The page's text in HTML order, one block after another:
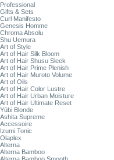
Professional
Gifts & Sets
Curl Manifesto
Genesis Homme
Chroma Absolu
Shu Uemura
Art of Style
Art of Hair Silk Bloom
Art of Hair Shusu Sleek
Art of Hair Prime Plenish
Art of Hair Muroto Volume
Art of Oils
Art of Hair Color Lustre
Art of Hair Urban Moisture
Art of Hair Ultimate Reset
Yūbi Blonde
Ashita Supreme
Accessoire
Izumi Tonic
Olaplex
Alterna
Alterna Bamboo